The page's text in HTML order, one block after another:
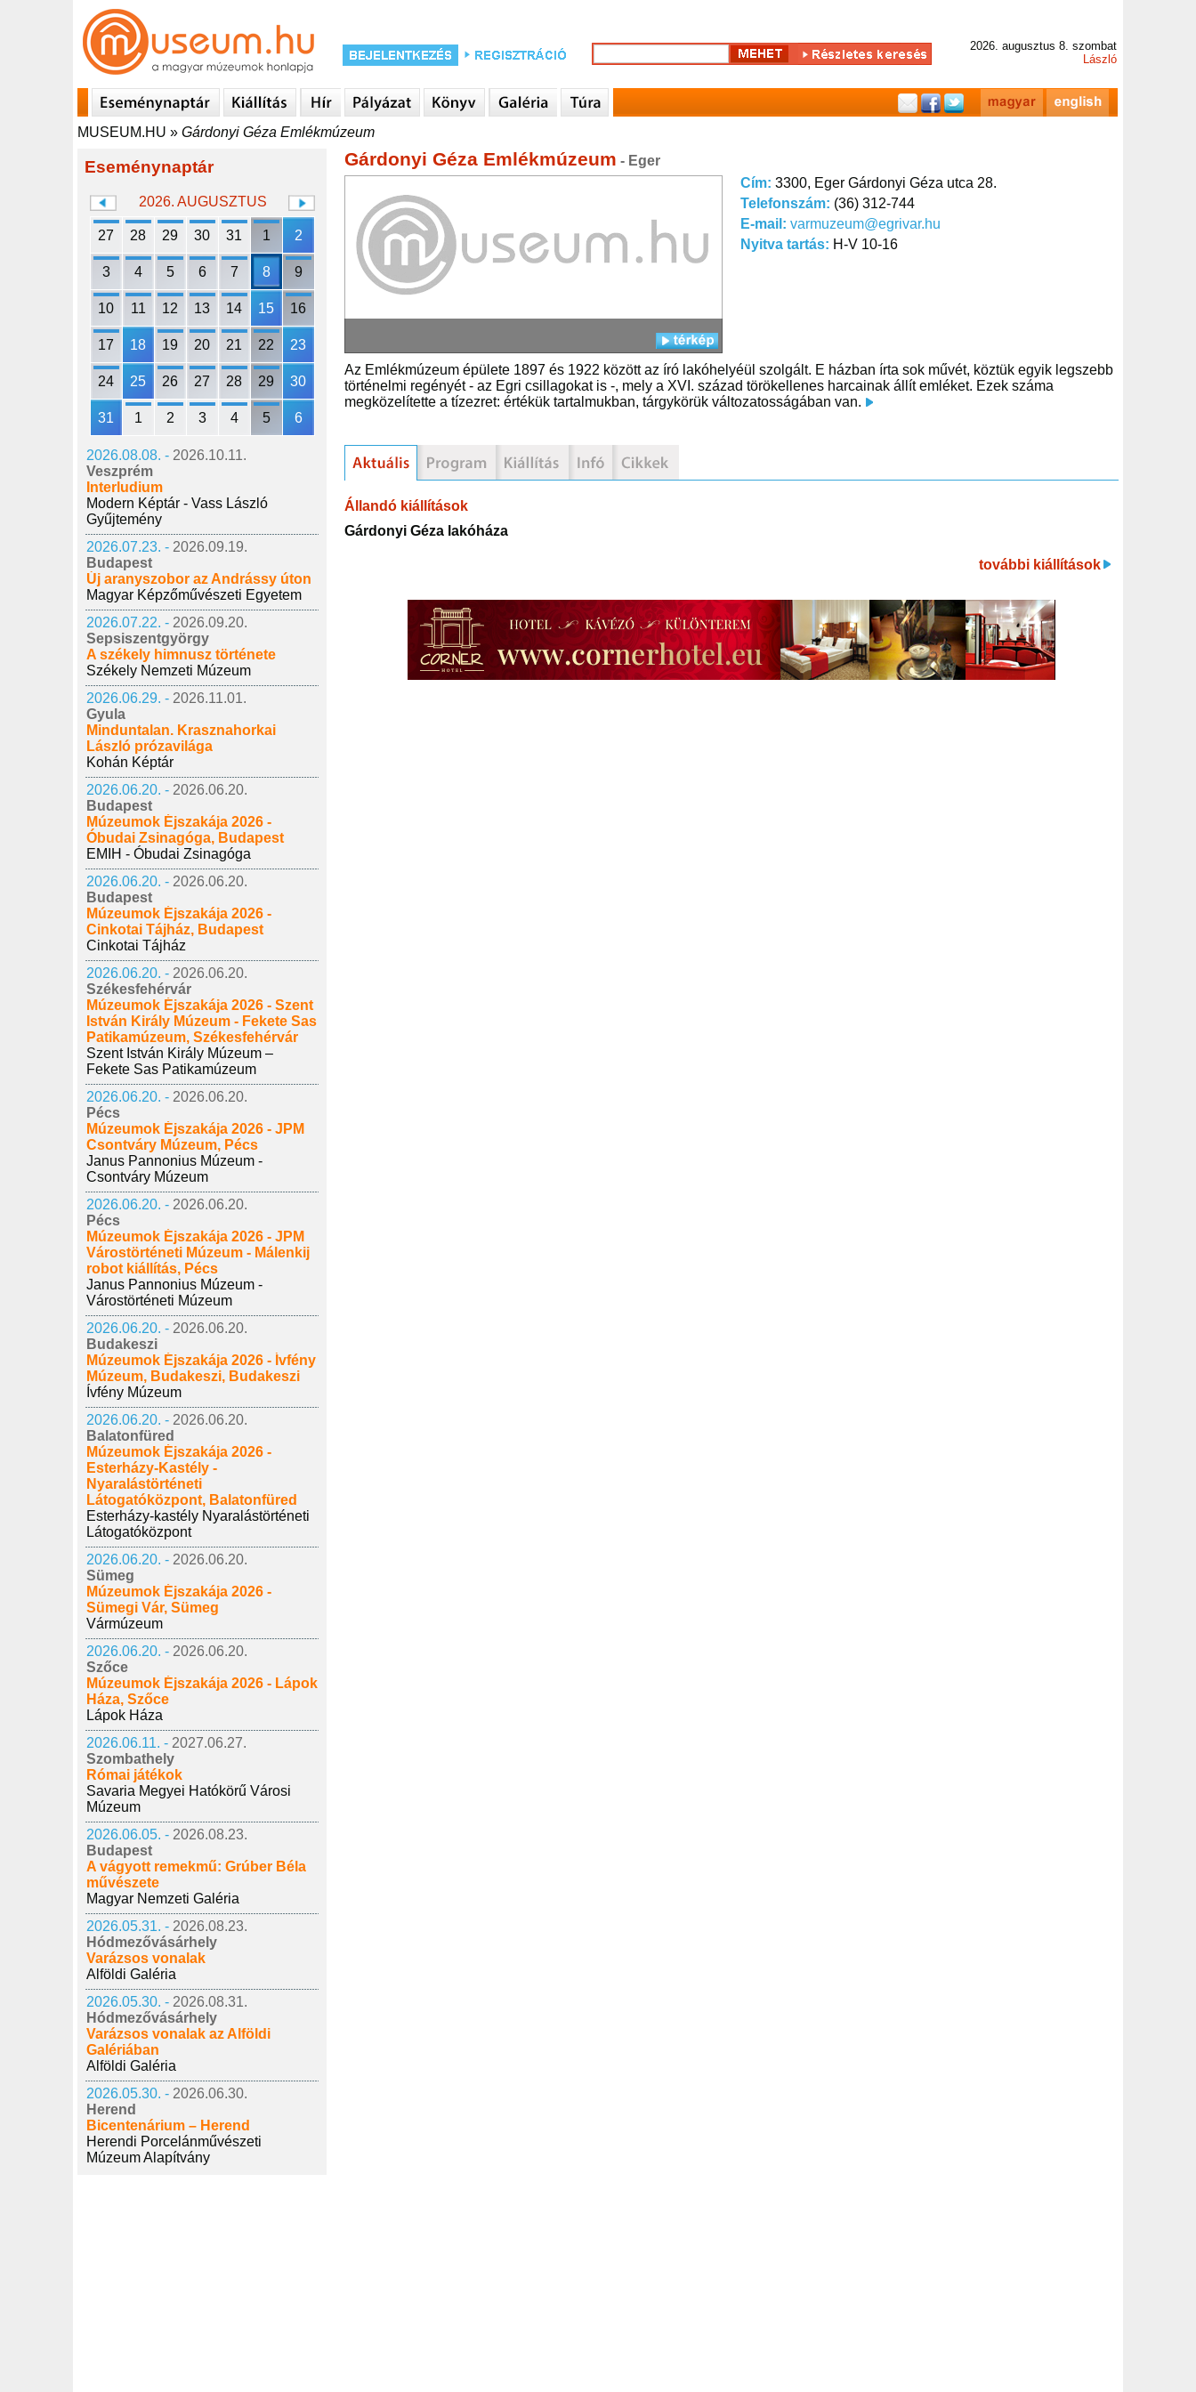
2026. augusztus 8. szombat
László
MUSEUM.HU » Gárdonyi Géza Emlékmúzeum
Eseménynaptár
2026. AUGUSZTUS
27 28 29 30 31 1 2
3 4 5 6 7 8 9
10 11 12 13 14 15 16
17 18 19 20 21 22 23
24 25 26 27 28 29 30
31 1 2 3 4 5 6
2026.08.08. - 2026.10.11.
Veszprém
Interludium
Modern Képtár - Vass László
Gyűjtemény
2026.07.23. - 2026.09.19.
Budapest
Új aranyszobor az Andrássy úton
Magyar Képzőművészeti Egyetem
2026.07.22. - 2026.09.20.
Sepsiszentgyörgy
A székely himnusz története
Székely Nemzeti Múzeum
2026.06.29. - 2026.11.01.
Gyula
Minduntalan. Krasznahorkai
László prózavilága
Kohán Képtár
2026.06.20. - 2026.06.20.
Budapest
Múzeumok Éjszakája 2026 -
Óbudai Zsinagóga, Budapest
EMIH - Óbudai Zsinagóga
2026.06.20. - 2026.06.20.
Budapest
Múzeumok Éjszakája 2026 -
Cinkotai Tájház, Budapest
Cinkotai Tájház
2026.06.20. - 2026.06.20.
Székesfehérvár
Múzeumok Éjszakája 2026 - Szent
István Király Múzeum - Fekete Sas
Patikamúzeum, Székesfehérvár
Szent István Király Múzeum –
Fekete Sas Patikamúzeum
2026.06.20. - 2026.06.20.
Pécs
Múzeumok Éjszakája 2026 - JPM
Csontváry Múzeum, Pécs
Janus Pannonius Múzeum -
Csontváry Múzeum
2026.06.20. - 2026.06.20.
Pécs
Múzeumok Éjszakája 2026 - JPM
Várostörténeti Múzeum - Málenkij
robot kiállítás, Pécs
Janus Pannonius Múzeum -
Várostörténeti Múzeum
2026.06.20. - 2026.06.20.
Budakeszi
Múzeumok Éjszakája 2026 - Ívfény
Múzeum, Budakeszi, Budakeszi
Ívfény Múzeum
2026.06.20. - 2026.06.20.
Balatonfüred
Múzeumok Éjszakája 2026 -
Esterházy-Kastély -
Nyaralástörténeti
Látogatóközpont, Balatonfüred
Esterházy-kastély Nyaralástörténeti
Látogatóközpont
2026.06.20. - 2026.06.20.
Sümeg
Múzeumok Éjszakája 2026 -
Sümegi Vár, Sümeg
Vármúzeum
2026.06.20. - 2026.06.20.
Szőce
Múzeumok Éjszakája 2026 - Lápok
Háza, Szőce
Lápok Háza
2026.06.11. - 2027.06.27.
Szombathely
Római játékok
Savaria Megyei Hatókörű Városi
Múzeum
2026.06.05. - 2026.08.23.
Budapest
A vágyott remekmű: Grúber Béla
művészete
Magyar Nemzeti Galéria
2026.05.31. - 2026.08.23.
Hódmezővásárhely
Varázsos vonalak
Alföldi Galéria
2026.05.30. - 2026.08.31.
Hódmezővásárhely
Varázsos vonalak az Alföldi
Galériában
Alföldi Galéria
2026.05.30. - 2026.06.30.
Herend
Bicentenárium – Herend
Herendi Porcelánművészeti
Múzeum Alapítvány
Gárdonyi Géza Emlékmúzeum - Eger
Cím: 3300, Eger Gárdonyi Géza utca 28.
Telefonszám: (36) 312-744
E-mail: varmuzeum@egrivar.hu
Nyitva tartás: H-V 10-16
Az Emlékmúzeum épülete 1897 és 1922 között az író lakóhelyéül szolgált. E házban írta sok művét, köztük egyik legszebb
történelmi regényét - az Egri csillagokat is -, mely a XVI. század törökellenes harcainak állít emléket. Ezek száma
megközelítette a tízezret: értékük tartalmukban, tárgykörük változatosságában van.
Állandó kiállítások
Gárdonyi Géza lakóháza
további kiállítások